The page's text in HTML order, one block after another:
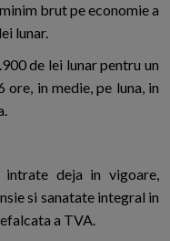
brut pe economie a
lunar.
de lei lunar pentru un
in medie, pe luna, in
intrate deja in vigoare,
si sanatate integral in
a TVA.